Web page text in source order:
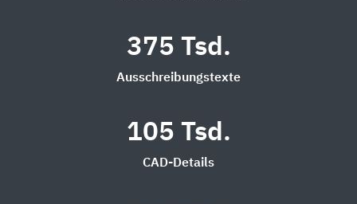
375 Tsd.
Ausschreibungstexte
105 Tsd.
CAD-Details